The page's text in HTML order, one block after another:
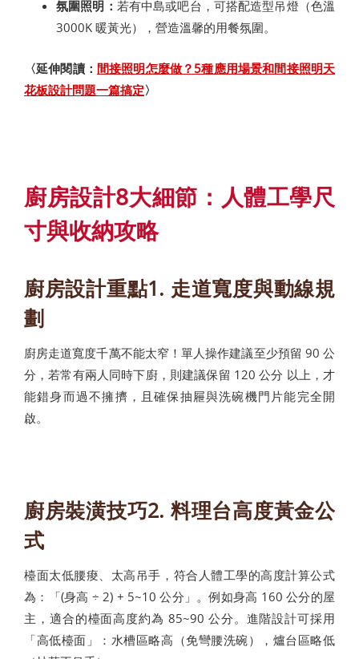
氛圍照明： 若有中島或吧台，可搭配造型吊燈（色溫
3000K 暖黃光），營造溫馨的用餐氛圍。
〈延伸閱讀： 間接照明怎麼做？5種應用場景和間接照明天
花板設計問題一篇搞定〉
廚房設計8大細節：人體工學尺
寸與收納攻略
廚房設計重點1. 走道寬度與動線規
劃
廚房走道寬度千萬不能太窄！單人操作建議至少預留 90 公
分，若常有兩人同時下廚，則建議保留 120 公分 以上，才
能錯身而過不擁擠，且確保抽屜與洗碗機門片能完全開
啟。
廚房裝潢技巧2. 料理台高度黃金公
式
檯面太低腰痠、太高吊手，符合人體工學的高度計算公式
為：「(身高 ÷ 2) + 5~10 公分」。例如身高 160 公分的屋
主，適合的檯面高度約為 85~90 公分。進階設計可採用
「高低檯面」：水槽區略高（免彎腰洗碗），爐台區略低